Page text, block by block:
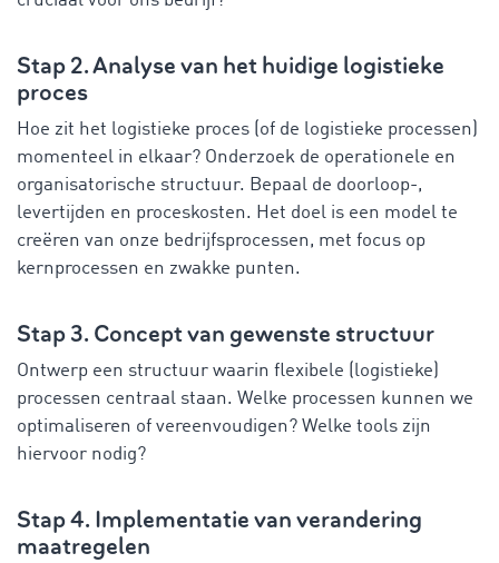
Stap 2. Analyse van het huidige logistieke
proces
Hoe zit het logistieke proces (of de logistieke processen)
momenteel in elkaar? Onderzoek de operationele en
organisatorische structuur. Bepaal de doorloop-,
levertijden en proceskosten. Het doel is een model te
creëren van onze bedrijfsprocessen, met focus op
kernprocessen en zwakke punten.
Stap 3. Concept van gewenste structuur
Ontwerp een structuur waarin flexibele (logistieke)
processen centraal staan. Welke processen kunnen we
optimaliseren of vereenvoudigen? Welke tools zijn
hiervoor nodig?
Stap 4. Implementatie van verandering
maatregelen